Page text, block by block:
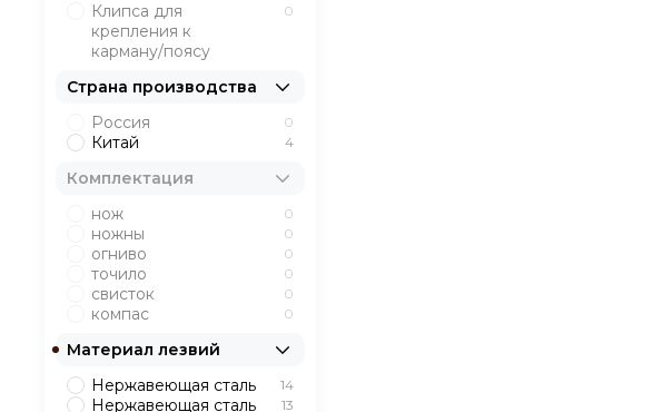
Клипса для
крепления к
карману/поясу
0
Страна производства
Россия
0
Китай 4
Комплектация
нож
0
ножны 0
огниво 0
точило 0
свисток 0
компас 0
Материал лезвий
Нержавеющая сталь
14
Нержавеющая сталь
13